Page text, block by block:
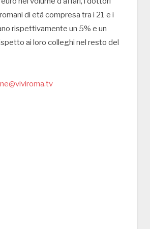
di età compresa tra i 21 e i
rispettivamente un 5% e un
ai loro colleghi nel resto del